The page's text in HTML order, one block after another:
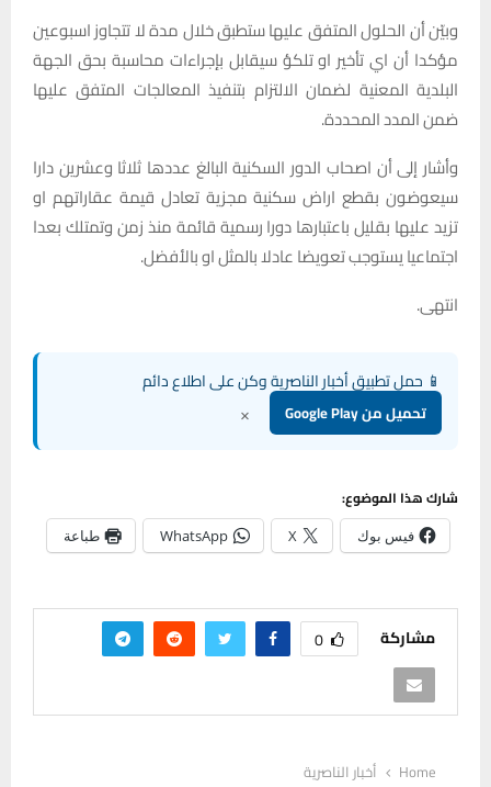
وبيّن أن الحلول المتفق عليها ستطبق خلال مدة لا تتجاوز اسبوعين
مؤكدا أن اي تأخير او تلكؤ سيقابل بإجراءات محاسبة بحق الجهة
البلدية المعنية لضمان الالتزام بتنفيذ المعالجات المتفق عليها
ضمن المدد المحددة.
وأشار إلى أن اصحاب الدور السكنية البالغ عددها ثلاثا وعشرين دارا
سيعوضون بقطع اراض سكنية مجزية تعادل قيمة عقاراتهم او
تزيد عليها بقليل باعتبارها دورا رسمية قائمة منذ زمن وتمتلك بعدا
اجتماعيا يستوجب تعويضا عادلا بالمثل او بالأفضل.
انتهى.
📱 حمل تطبيق أخبار الناصرية وكن على اطلاع دائم
تحميل من Google Play ×
شارك هذا الموضوع:
فيس بوك X
WhatsApp طباعة
مشاركة 0
Home
أخبار الناصرية